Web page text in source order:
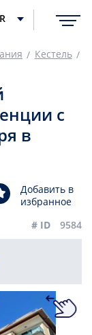
Кестель
с
в
Добавить в
избранное
# ID
9584